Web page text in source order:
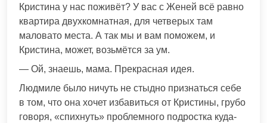
Кристина у нас поживёт? У вас с Женей всё равно
квартира двухкомнатная, для четверых там
маловато места. А так мы и вам поможем, и
Кристина, может, возьмётся за ум.
— Ой, знаешь, мама. Прекрасная идея.
Людмиле было ничуть не стыдно признаться себе
в том, что она хочет избавиться от Кристины, грубо
говоря, «спихнуть» проблемного подростка куда-